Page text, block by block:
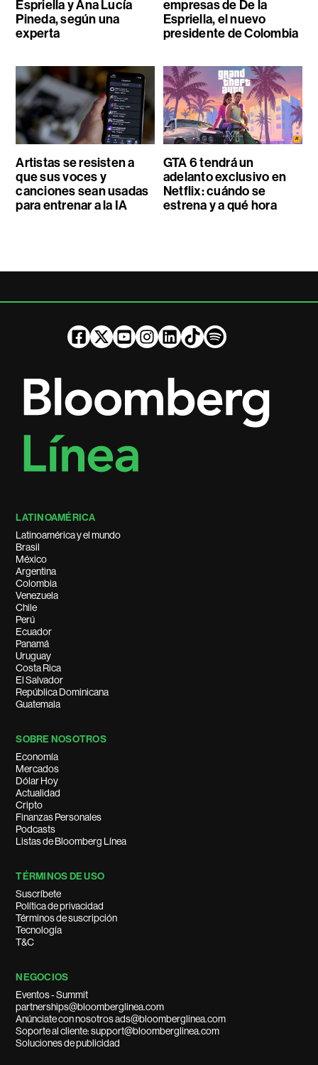
Espriella y Ana Lucía
Pineda, según una
experta
empresas de De la
Espriella, el nuevo
presidente de Colombia
Artistas se resisten a
que sus voces y
canciones sean usadas
para entrenar a la IA
GTA 6 tendrá un
adelanto exclusivo en
Netflix: cuándo se
estrena y a qué hora
LATINOAMÉRICA
Latinoamérica y el mundo
Brasil
México
Argentina
Colombia
Venezuela
Chile
Perú
Ecuador
Panamá
Uruguay
Costa Rica
El Salvador
República Dominicana
Guatemala
SOBRE NOSOTROS
Economía
Mercados
Dólar Hoy
Actualidad
Cripto
Finanzas Personales
Podcasts
Listas de Bloomberg Línea
TÉRMINOS DE USO
Suscríbete
Política de privacidad
Términos de suscripción
Tecnología
T&C
NEGOCIOS
Eventos - Summit
partnerships@bloomberglinea.com
Anúnciate con nosotros ads@bloomberglinea.com
Soporte al cliente: support@bloomberglinea.com
Soluciones de publicidad